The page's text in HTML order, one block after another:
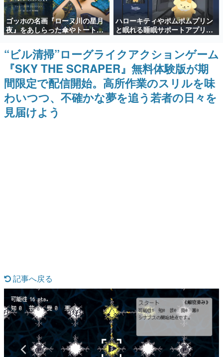
新世代に訊く
これからのデジタルゲーム市場を担う若きクリエイター達
の姿を追い、彼らのルーツと情熱を探っていきます。
ゲーム世代の作家たち
ゲームに多大な影響を受けた作家さんに取材し、ゲームが
日本のコンテンツ産業やカルチャーに与えた影響を探る企
画です。
日本モバイルゲーム産業史
日本のモバイルゲーム史における主要なトピック・タイト
ルを網羅するほか、開発者へのインタビューや識者による
解説を掲載。約20年の歴史が一望できる決定版！
特集記事
マンガ
女性向け
アプリレビュー
ゴッホの名画『ローヌ川の星月
夜』をあしらった傘やトートバ
ッグなどが登場。8月7日21時よ
り2日間限定で予約販売
ハローキティやポムポムプリン
と眠れる睡眠サポートアプリ
『ゆめたび』が配信中。キャラ
ごとのASMRや目覚ましアラー
ムも搭載
“ビル清掃”ローグライクアクションゲーム
『SKY THE SCRAPER』無料体験版が期
間限定で配信開始。高所作業のスリルを味
わいつつ、不確かな夢を追う若者の日々を
見届けよう
記事へ戻る